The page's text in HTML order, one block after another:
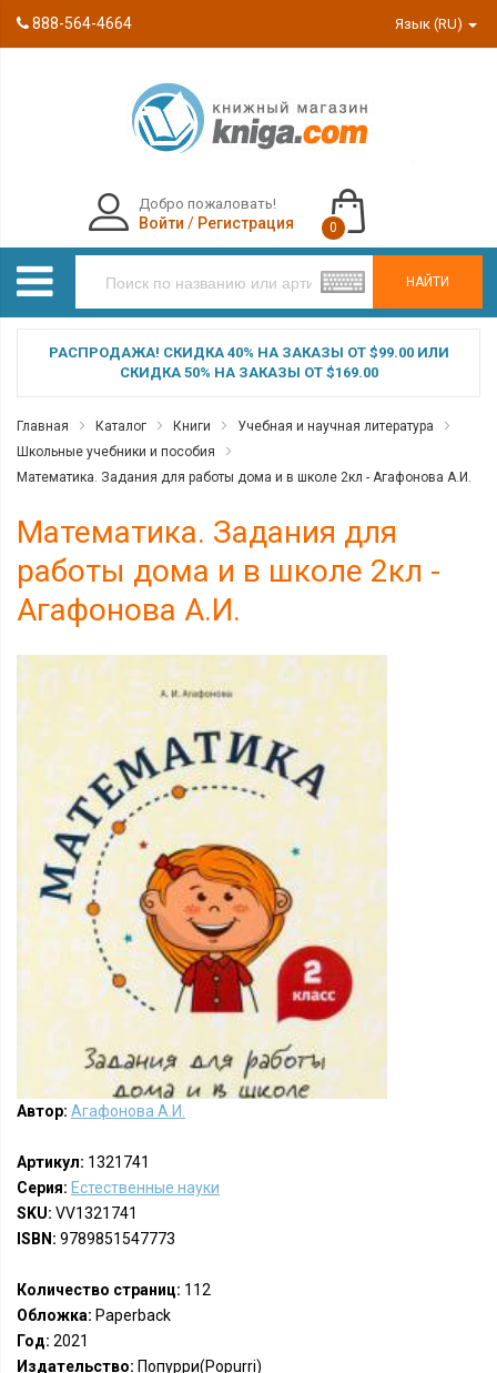
888-564-4664 Язык (RU)
НАЙТИ
Добро пожаловать!
Войти / Регистрация 0
РАСПРОДАЖА! СКИДКА 40% НА ЗАКАЗЫ ОТ $99.00 ИЛИ
СКИДКА 50% НА ЗАКАЗЫ ОТ $169.00
Главная Каталог Книги
Учебная и научная литература
Школьные учебники и пособия
Математика. Задания для работы дома и в школе 2кл - Агафонова А.И.
Математика. Задания для
работы дома и в школе 2кл -
Агафонова А.И.
Автор: Агафонова А.И.
Артикул: 1321741
Серия: Естественные науки
SKU: VV1321741
ISBN: 9789851547773
Количество страниц: 112
Обложка: Paperback
Год: 2021
Издательство: Попурри(Popurri)